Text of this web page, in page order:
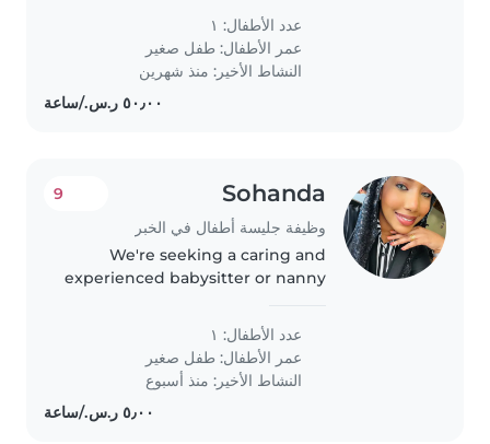
عدد الأطفال: ١
عمر الأطفال: طفل صغير
النشاط الأخير: منذ شهرين
Sohanda
وظيفة جليسة أطفال في الخبر
9
We're seeking a caring and
experienced babysitter or nanny
for our talkative, funny, and
independent toddler. The ideal
candidate would be
comfortable..
عدد الأطفال: ١
عمر الأطفال: طفل صغير
النشاط الأخير: منذ أسبوع